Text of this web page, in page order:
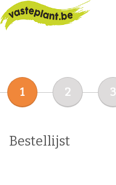
1 2 3
Bestellijst